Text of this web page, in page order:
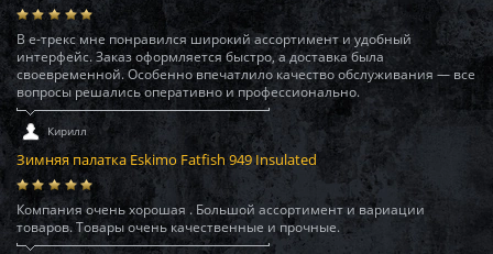
В е-трекс мне понравился широкий ассортимент и удобный
интерфейс. Заказ оформляется быстро, а доставка была
своевременной. Особенно впечатлило качество обслуживания — все
вопросы решались оперативно и профессионально.
Кирилл
Зимняя палатка Eskimo Fatfish 949 Insulated
Компания очень хорошая . Большой ассортимент и вариации
товаров. Товары очень качественные и прочные.